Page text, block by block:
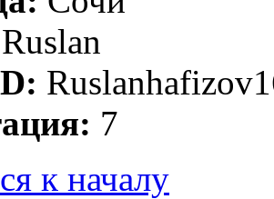
Ruslan
7
к началу